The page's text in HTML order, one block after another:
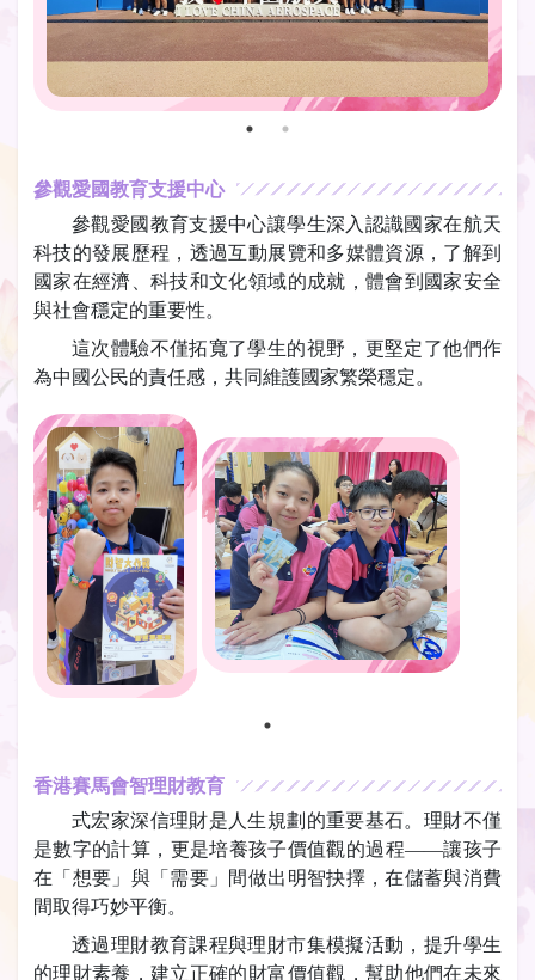
參觀愛國教育支援中心
參觀愛國教育支援中心讓學生深入認識國家在航天
科技的發展歷程，透過互動展覽和多媒體資源，了解到
國家在經濟、科技和文化領域的成就，體會到國家安全
與社會穩定的重要性。
這次體驗不僅拓寬了學生的視野，更堅定了他們作
為中國公民的責任感，共同維護國家繁榮穩定。
香港賽馬會智理財教育
式宏家深信理財是人生規劃的重要基石。理財不僅
是數字的計算，更是培養孩子價值觀的過程——讓孩子
在「想要」與「需要」間做出明智抉擇，在儲蓄與消費
間取得巧妙平衡。
透過理財教育課程與理財市集模擬活動，提升學生
的理財素養，建立正確的財富價值觀，幫助他們在未來